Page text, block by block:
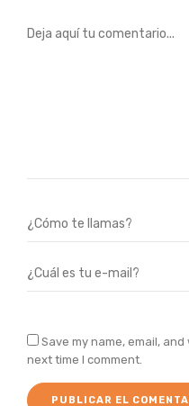
Save my name, email,
next time I comment.